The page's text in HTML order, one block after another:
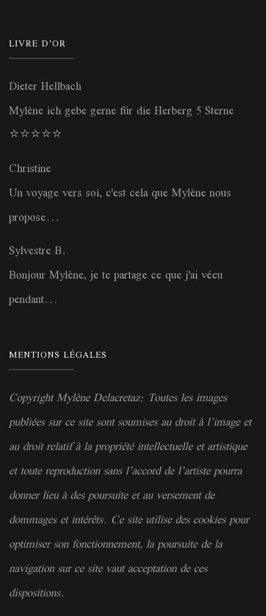
LIVRE D’OR
Dieter Hellbach
Mylène ich gebe gerne für die Herberg 5 Sterne
⭐️⭐️⭐️⭐️⭐️
Christine
Un voyage vers soi, c'est cela que Mylène nous
propose...
Sylvestre B.
Bonjour Mylène, je te partage ce que j'ai vécu
pendant...
MENTIONS LÉGALES
Copyright Mylène Delacretaz: Toutes les images
publiées sur ce site sont soumises au droit à l’image et
au droit relatif à lapropriétéintellectuelle et artistique
et toute reproduction sans l’accord de l’artiste pourra
donner lieu à des poursuite et au versement de
dommages et intérêts. Ce site utilise des cookies pour
optimiser son fonctionnement, la poursuite de la
navigation sur ce site vaut acceptation de ces
dispositions.